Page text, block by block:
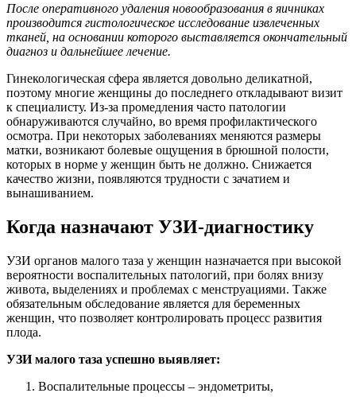
После оперативного удаления новообразования в яичниках
производится гистологическое исследование извлеченных
тканей, на основании которого выставляется окончательный
диагноз и дальнейшее лечение.
Гинекологическая сфера является довольно деликатной,
поэтому многие женщины до последнего откладывают визит
к специалисту. Из-за промедления часто патологии
обнаруживаются случайно, во время профилактического
осмотра. При некоторых заболеваниях меняются размеры
матки, возникают болевые ощущения в брюшной полости,
которых в норме у женщин быть не должно. Снижается
качество жизни, появляются трудности с зачатием и
вынашиванием.
Когда назначают УЗИ-диагностику
УЗИ органов малого таза у женщин назначается при высокой
вероятности воспалительных патологий, при болях внизу
живота, выделениях и проблемах с менструациями. Также
обязательным обследование является для беременных
женщин, что позволяет контролировать процесс развития
плода.
УЗИ малого таза успешно выявляет:
Воспалительные процессы – эндометриты,